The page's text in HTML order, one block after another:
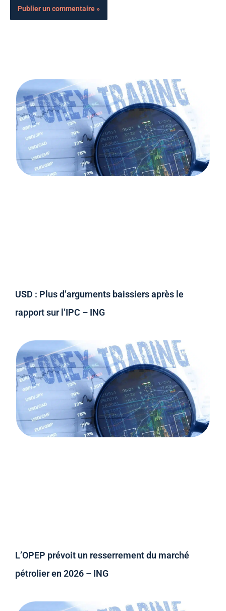
USD : Plus d’arguments baissiers après le
rapport sur l’IPC – ING
L’OPEP prévoit un resserrement du marché
pétrolier en 2026 – ING